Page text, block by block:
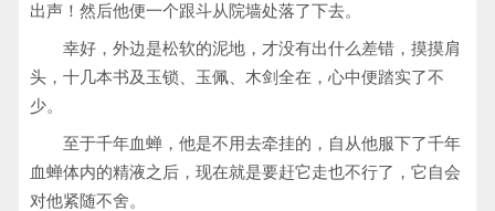
出声！然后他便一个跟斗从院墙处落了下去。
幸好，外边是松软的泥地，才没有出什么差错，摸摸肩
头，十几本书及玉锁、玉佩、木剑全在，心中便踏实了不
少。
至于千年血蝉，他是不用去牵挂的，自从他服下了千年
血蝉体内的精液之后，现在就是要赶它走也不行了，它自会
对他紧随不舍。